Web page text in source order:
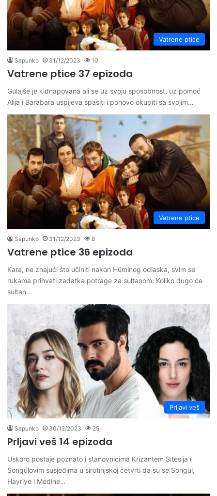
Vatrene ptice
Sapunko 31/12/2023 10
Vatrene ptice 37 epizoda
Gulajše je kidnapovana ali se uz svoju sposobnost, uz pomoć
Alija i Barabara uspijeva spasiti i ponovo okupiti sa svojim…
Vatrene ptice
Sapunko 31/12/2023 8
Vatrene ptice 36 epizoda
Kara, ne znajući što učiniti nakon Hüminog odlaska, svim se
rukama prihvati zadatka potrage za sultanom. Koliko dugo će
sultan…
Prljavi veš
Sapunko 30/12/2023 25
Prljavi veš 14 epizoda
Uskoro postaje poznato i stanovnicima Krizantem Sitesija i
Songülovim susjedima u sirotinjskoj četvrti da su se Songül,
Hayriye i Medine…